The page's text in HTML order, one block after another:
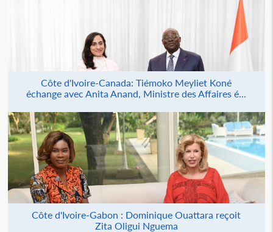
Côte d'Ivoire-Canada: Tiémoko Meyliet Koné
échange avec Anita Anand, Ministre des Affaires é...
Côte d'Ivoire-Gabon : Dominique Ouattara reçoit
Zita Oligui Nguema